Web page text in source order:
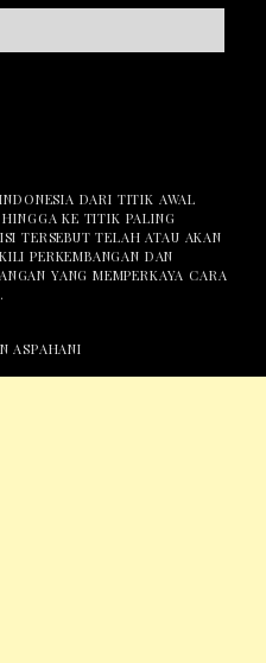
DARI TITIK AWAL
HINGGA KE TITIK PALING
TERSEBUT TELAH ATAU AKAN
PERKEMBANGAN DAN
YANG MEMPERKAYA CARA
ASPAHANI